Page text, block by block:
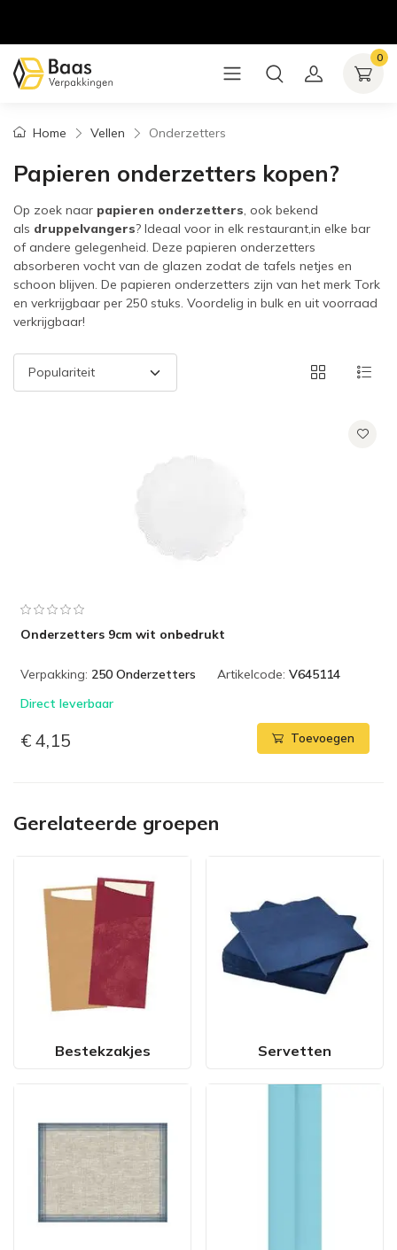
0
Home Vellen Onderzetters
Papieren onderzetters kopen?
Op zoek naar papieren onderzetters, ook bekend
als druppelvangers? Ideaal voor in elk restaurant,in elke bar
of andere gelegenheid. Deze papieren onderzetters
absorberen vocht van de glazen zodat de tafels netjes en
schoon blijven. De papieren onderzetters zijn van het merk Tork
en verkrijgbaar per 250 stuks. Voordelig in bulk en uit voorraad
verkrijgbaar!
Onderzetters 9cm wit onbedrukt
Verpakking: 250 Onderzetters Artikelcode: V645114
Direct leverbaar
€ 4,15 Toevoegen
Gerelateerde groepen
Bestekzakjes Servetten